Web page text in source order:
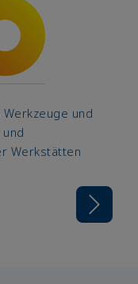
und
Werkstätten